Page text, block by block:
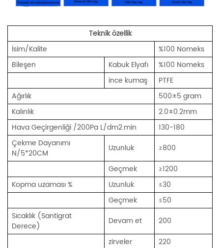
Teknik özellik
İsim/Kalite
%100 Nomeks
Bileşen
Kabuk Elyafı
%100 Nomeks
ince kumaş
PTFE
Ağırlık
500±5 gram
Kalınlık
2.0±0.2mm
Hava Geçirgenliği /200Pa L/dm2.min
130-180
Çekme Dayanımı
N/5*20CM
Uzunluk
≥800
Geçmek
≥1200
Kopma uzaması %
Uzunluk
≤30
Geçmek
≤50
Sıcaklık (Santigrat
Derece)
Devam et
200
zirveler
220